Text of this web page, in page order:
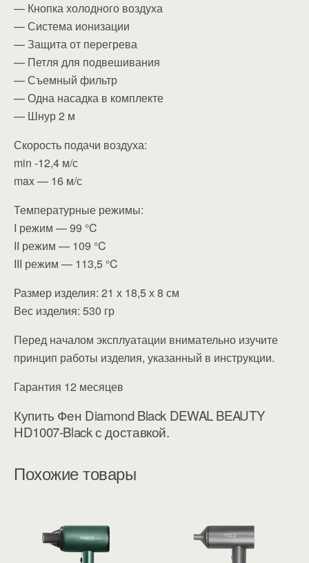
— Кнопка холодного воздуха
— Система ионизации
— Защита от перегрева
— Петля для подвешивания
— Съемный фильтр
— Одна насадка в комплекте
— Шнур 2 м
Скорость подачи воздуха:
min -12,4 м/с
max — 16 м/с
Температурные режимы:
I режим — 99 °C
II режим — 109 °C
III режим — 113,5 °C
Размер изделия: 21 х 18,5 х 8 см
Вес изделия: 530 гр
Перед началом эксплуатации внимательно изучите
принцип работы изделия, указанный в инструкции.
Гарантия 12 месяцев
Купить Фен Diamond Black DEWAL BEAUTY
HD1007-Black с доставкой.
Похожие товары